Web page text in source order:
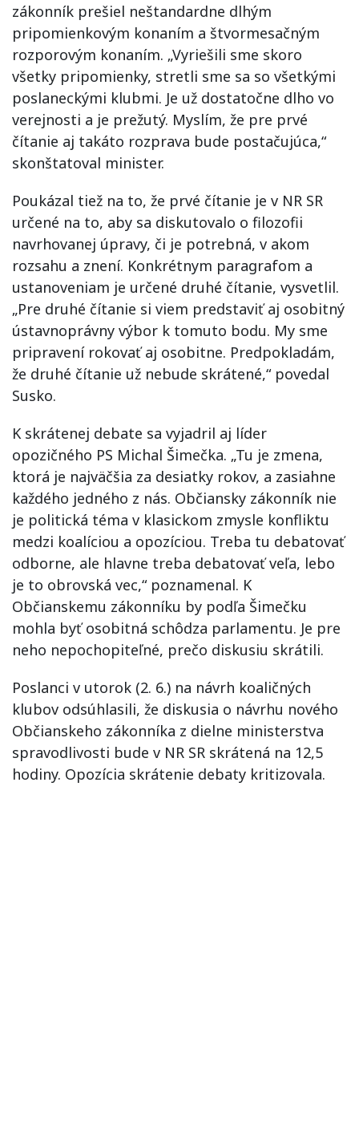
zákonník prešiel neštandardne dlhým
pripomienkovým konaním a štvormesačným
rozporovým konaním. „Vyriešili sme skoro
všetky pripomienky, stretli sme sa so všetkými
poslaneckými klubmi. Je už dostatočne dlho vo
verejnosti a je prežutý. Myslím, že pre prvé
čítanie aj takáto rozprava bude postačujúca,“
skonštatoval minister.
Poukázal tiež na to, že prvé čítanie je v NR SR
určené na to, aby sa diskutovalo o filozofii
navrhovanej úpravy, či je potrebná, v akom
rozsahu a znení. Konkrétnym paragrafom a
ustanoveniam je určené druhé čítanie, vysvetlil.
„Pre druhé čítanie si viem predstaviť aj osobitný
ústavnoprávny výbor k tomuto bodu. My sme
pripravení rokovať aj osobitne. Predpokladám,
že druhé čítanie už nebude skrátené,“ povedal
Susko.
K skrátenej debate sa vyjadril aj líder
opozičného PS Michal Šimečka. „Tu je zmena,
ktorá je najväčšia za desiatky rokov, a zasiahne
každého jedného z nás. Občiansky zákonník nie
je politická téma v klasickom zmysle konfliktu
medzi koalíciou a opozíciou. Treba tu debatovať
odborne, ale hlavne treba debatovať veľa, lebo
je to obrovská vec,“ poznamenal. K
Občianskemu zákonníku by podľa Šimečku
mohla byť osobitná schôdza parlamentu. Je pre
neho nepochopiteľné, prečo diskusiu skrátili.
Poslanci v utorok (2. 6.) na návrh koaličných
klubov odsúhlasili, že diskusia o návrhu nového
Občianskeho zákonníka z dielne ministerstva
spravodlivosti bude v NR SR skrátená na 12,5
hodiny. Opozícia skrátenie debaty kritizovala.